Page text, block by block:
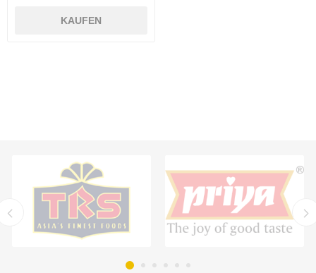
KAUFEN